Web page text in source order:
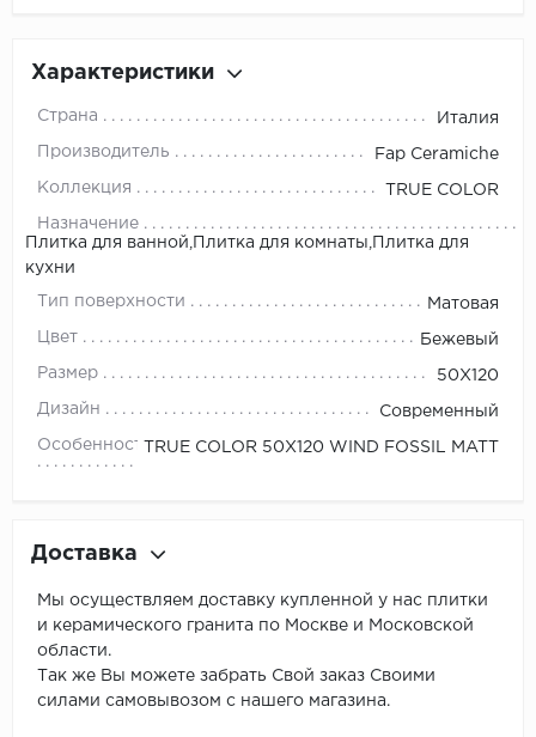
Характеристики
Страна Италия
Производитель Fap Ceramiche
Коллекция TRUE COLOR
Назначение
Плитка для ванной,Плитка для комнаты,Плитка для
кухни
Тип поверхности Матовая
Цвет Бежевый
Размер 50X120
Дизайн Современный
ОсобенностиTRUE COLOR 50X120 WIND FOSSIL MATT
Доставка
Мы осуществляем доставку купленной у нас плитки
и керамического гранита по Москве и Московской
области.
Так же Вы можете забрать Свой заказ Своими
силами самовывозом с нашего магазина.